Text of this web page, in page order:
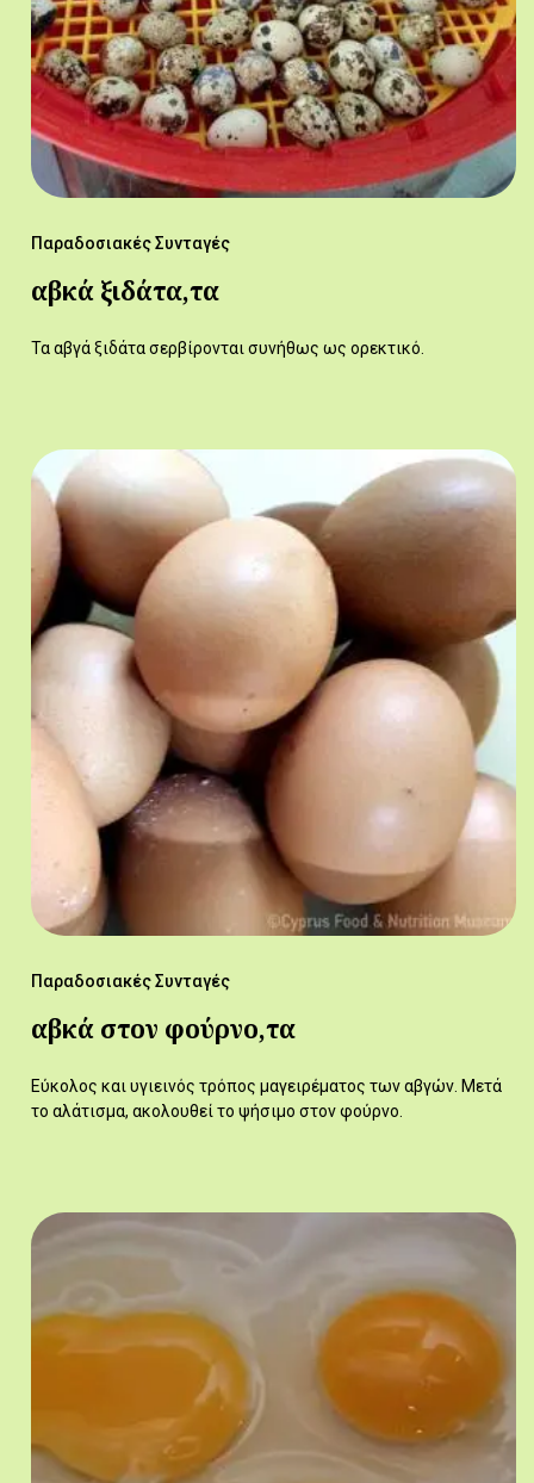
Παραδοσιακές Συνταγές
αβκά ξιδάτα,τα
Τα αβγά ξιδάτα σερβίρονται συνήθως ως ορεκτικό.
Παραδοσιακές Συνταγές
αβκά στον φούρνο,τα
Εύκολος και υγιεινός τρόπος μαγειρέματος των αβγών. Μετά
το αλάτισμα, ακολουθεί το ψήσιμο στον φούρνο.